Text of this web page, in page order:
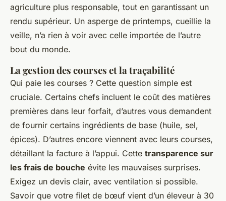
agriculture plus responsable, tout en garantissant un
rendu supérieur. Un asperge de printemps, cueillie la
veille, n’a rien à voir avec celle importée de l’autre
bout du monde.
La gestion des courses et la traçabilité
Qui paie les courses ? Cette question simple est
cruciale. Certains chefs incluent le coût des matières
premières dans leur forfait, d’autres vous demandent
de fournir certains ingrédients de base (huile, sel,
épices). D’autres encore viennent avec leurs courses,
détaillant la facture à l’appui. Cette transparence sur
les frais de bouche évite les mauvaises surprises.
Exigez un devis clair, avec ventilation si possible.
Savoir que votre filet de bœuf vient d’un éleveur à 30